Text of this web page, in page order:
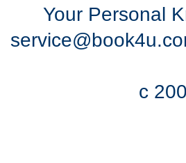
Your Personal
c